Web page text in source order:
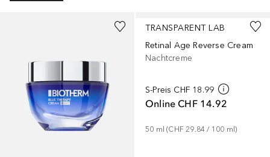
TRANSPARENT LAB
Retinal Age Reverse Cream
Nachtcreme
S-Preis CHF 18.99
Online CHF 14.92
50 ml (CHF 29.84 / 100 ml)